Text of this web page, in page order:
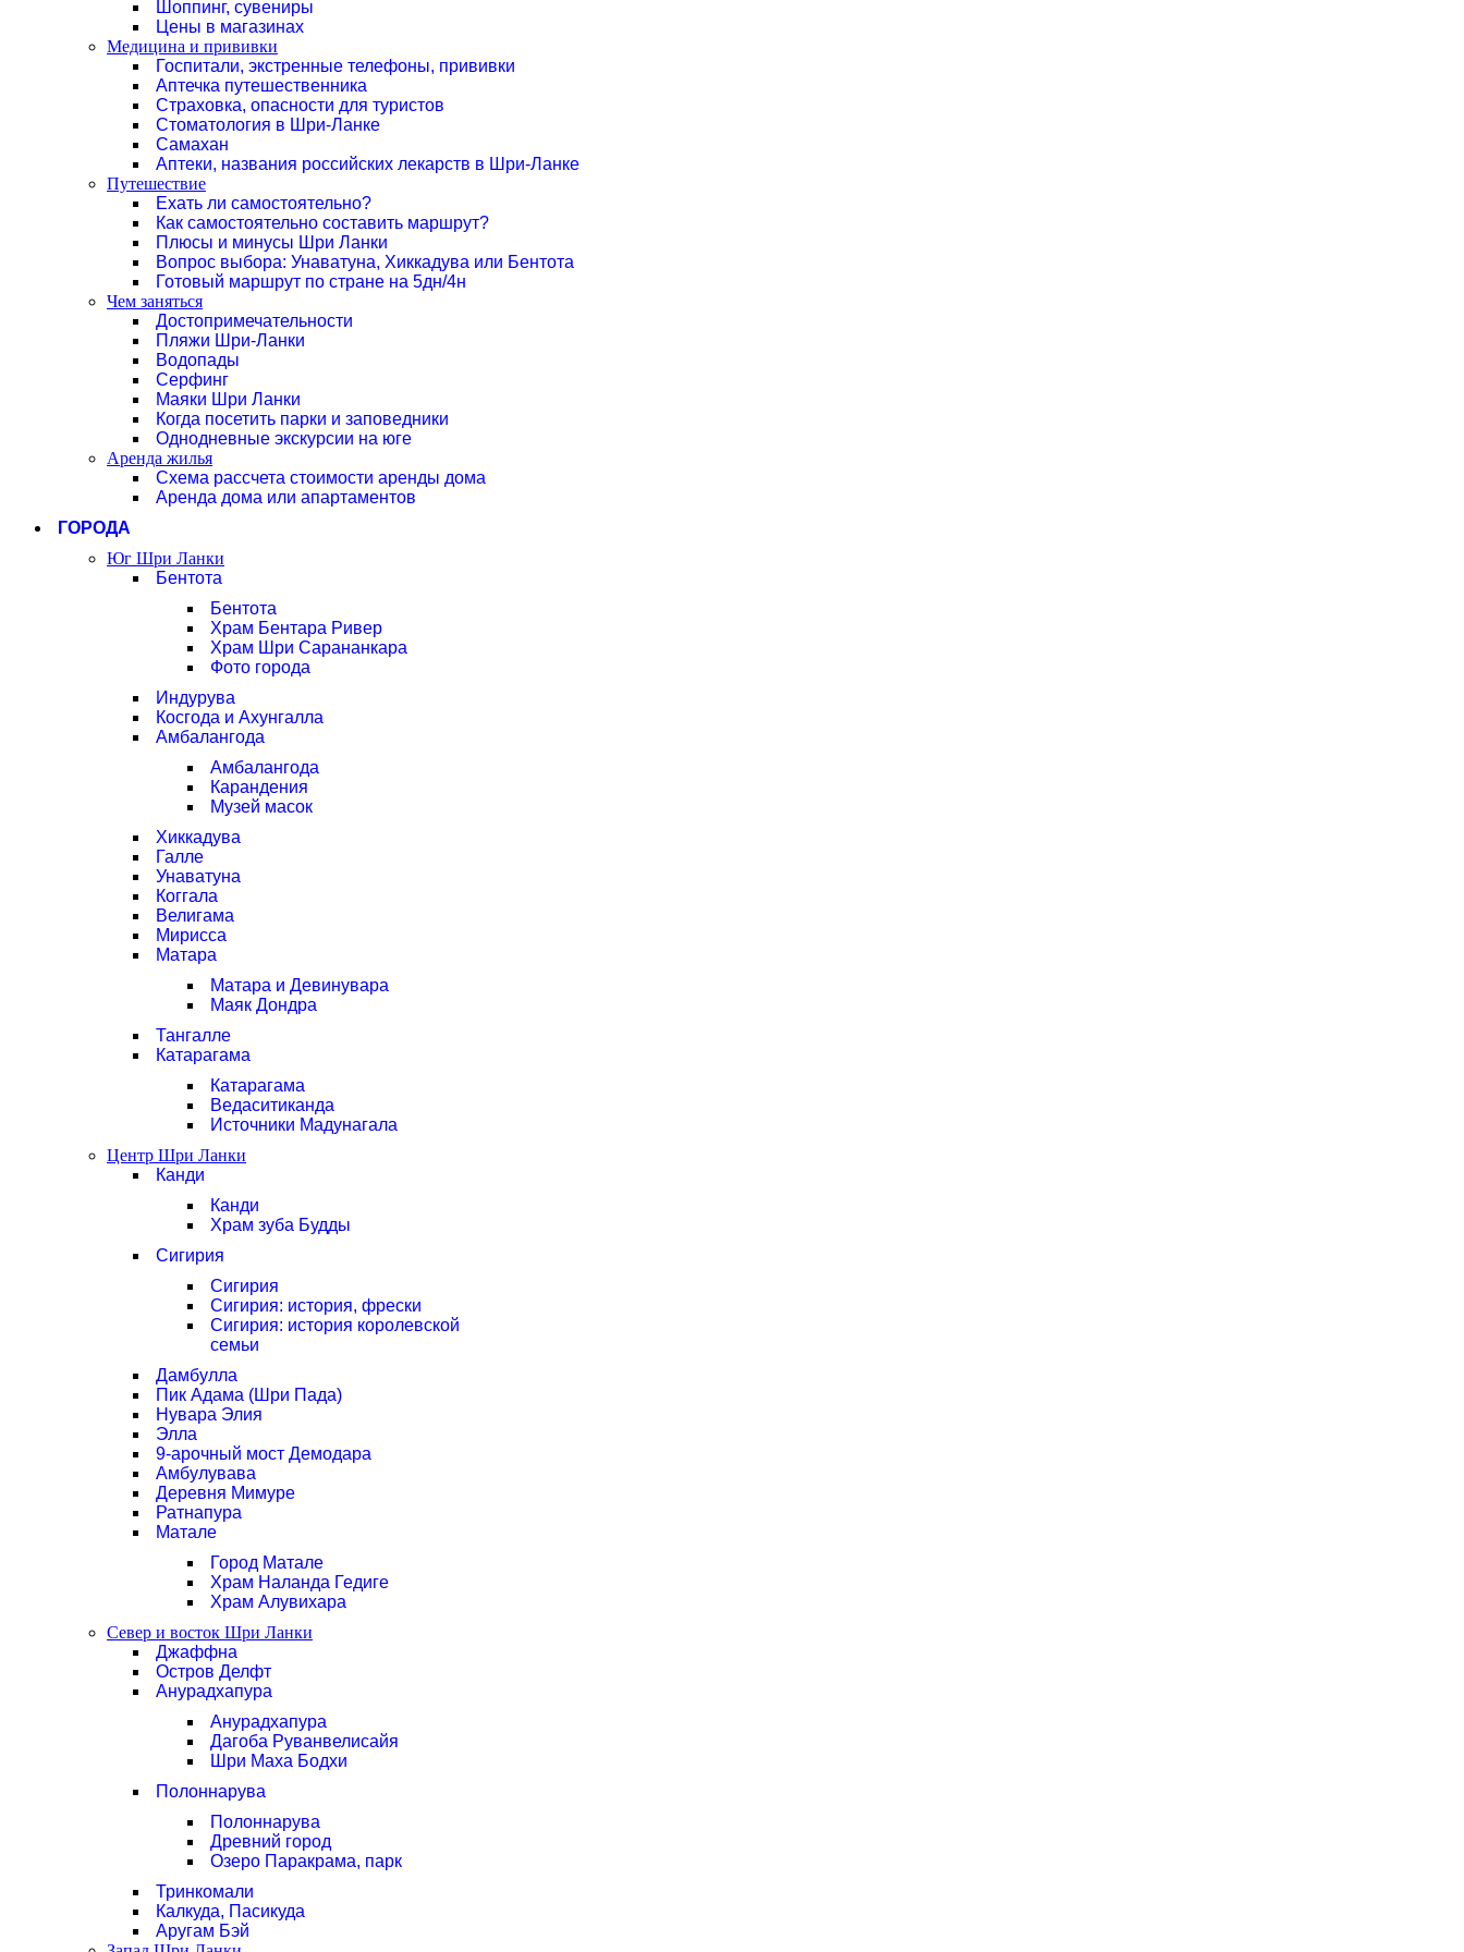
Шоппинг, сувениры
Цены в магазинах
Медицина и прививки
Госпитали, экстренные телефоны, прививки
Аптечка путешественника
Страховка, опасности для туристов
Стоматология в Шри-Ланке
Самахан
Аптеки, названия российских лекарств в Шри-Ланке
Путешествие
Ехать ли самостоятельно?
Как самостоятельно составить маршрут?
Плюсы и минусы Шри Ланки
Вопрос выбора: Унаватуна, Хиккадува или Бентота
Готовый маршрут по стране на 5дн/4н
Чем заняться
Достопримечательности
Пляжи Шри-Ланки
Водопады
Серфинг
Маяки Шри Ланки
Когда посетить парки и заповедники
Однодневные экскурсии на юге
Аренда жилья
Схема рассчета стоимости аренды дома
Аренда дома или апартаментов
ГОРОДА
Юг Шри Ланки
Бентота
Бентота
Храм Бентара Ривер
Храм Шри Сарананкара
Фото города
Индурува
Косгода и Ахунгалла
Амбалангода
Амбалангода
Карандения
Музей масок
Хиккадува
Галле
Унаватуна
Коггала
Велигама
Мирисса
Матара
Матара и Девинувара
Маяк Дондра
Тангалле
Катарагама
Катарагама
Ведаситиканда
Источники Мадунагала
Центр Шри Ланки
Канди
Канди
Храм зуба Будды
Сигирия
Сигирия
Сигирия: история, фрески
Сигирия: история королевской
семьи
Дамбулла
Пик Адама (Шри Пада)
Нувара Элия
Элла
9-арочный мост Демодара
Амбулувава
Деревня Мимуре
Ратнапура
Матале
Город Матале
Храм Наланда Гедиге
Храм Алувихара
Север и восток Шри Ланки
Джаффна
Остров Делфт
Анурадхапура
Анурадхапура
Дагоба Руванвелисайя
Шри Маха Бодхи
Полоннарува
Полоннарува
Древний город
Озеро Паракрама, парк
Тринкомали
Калкуда, Пасикуда
Аругам Бэй